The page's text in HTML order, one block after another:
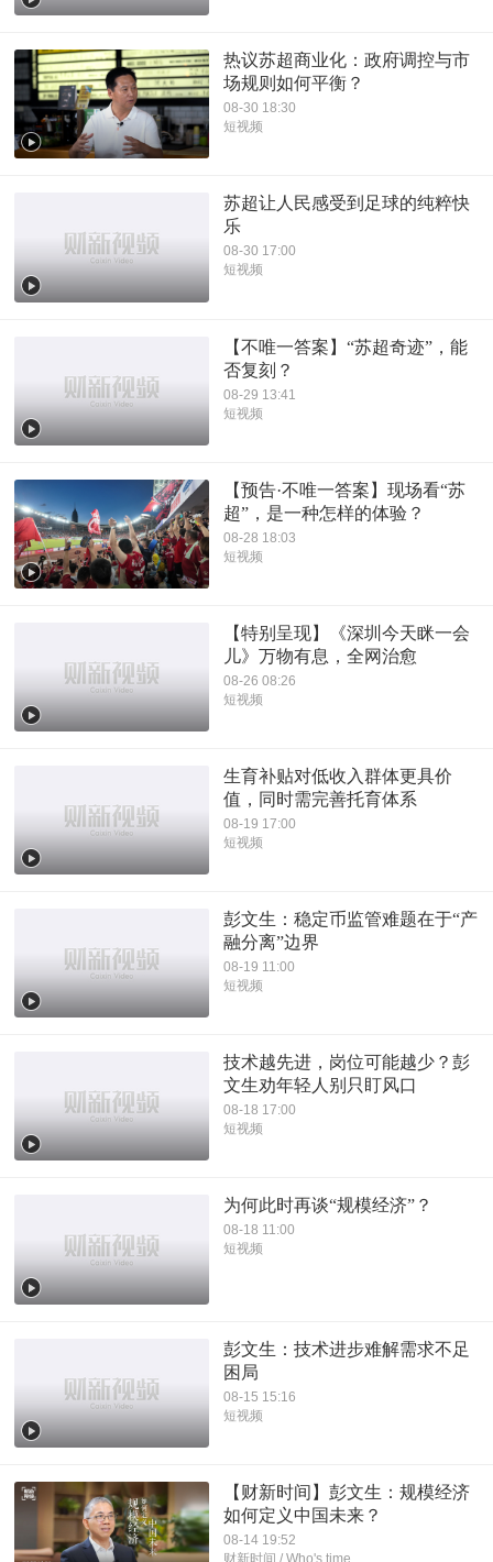
热议苏超商业化：政府调控与市
场规则如何平衡？
08-30 18:30
短视频
苏超让人民感受到足球的纯粹快
乐
08-30 17:00
短视频
【不唯一答案】“苏超奇迹”，能
否复刻？
08-29 13:41
短视频
【预告·不唯一答案】现场看“苏
超”，是一种怎样的体验？
08-28 18:03
短视频
【特别呈现】《深圳今天眯一会
儿》万物有息，全网治愈
08-26 08:26
短视频
生育补贴对低收入群体更具价
值，同时需完善托育体系
08-19 17:00
短视频
彭文生：稳定币监管难题在于“产
融分离”边界
08-19 11:00
短视频
技术越先进，岗位可能越少？彭
文生劝年轻人别只盯风口
08-18 17:00
短视频
为何此时再谈“规模经济”？
08-18 11:00
短视频
彭文生：技术进步难解需求不足
困局
08-15 15:16
短视频
【财新时间】彭文生：规模经济
如何定义中国未来？
08-14 19:52
财新时间 / Who's time